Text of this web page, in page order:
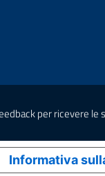
per ricevere le
Informativa